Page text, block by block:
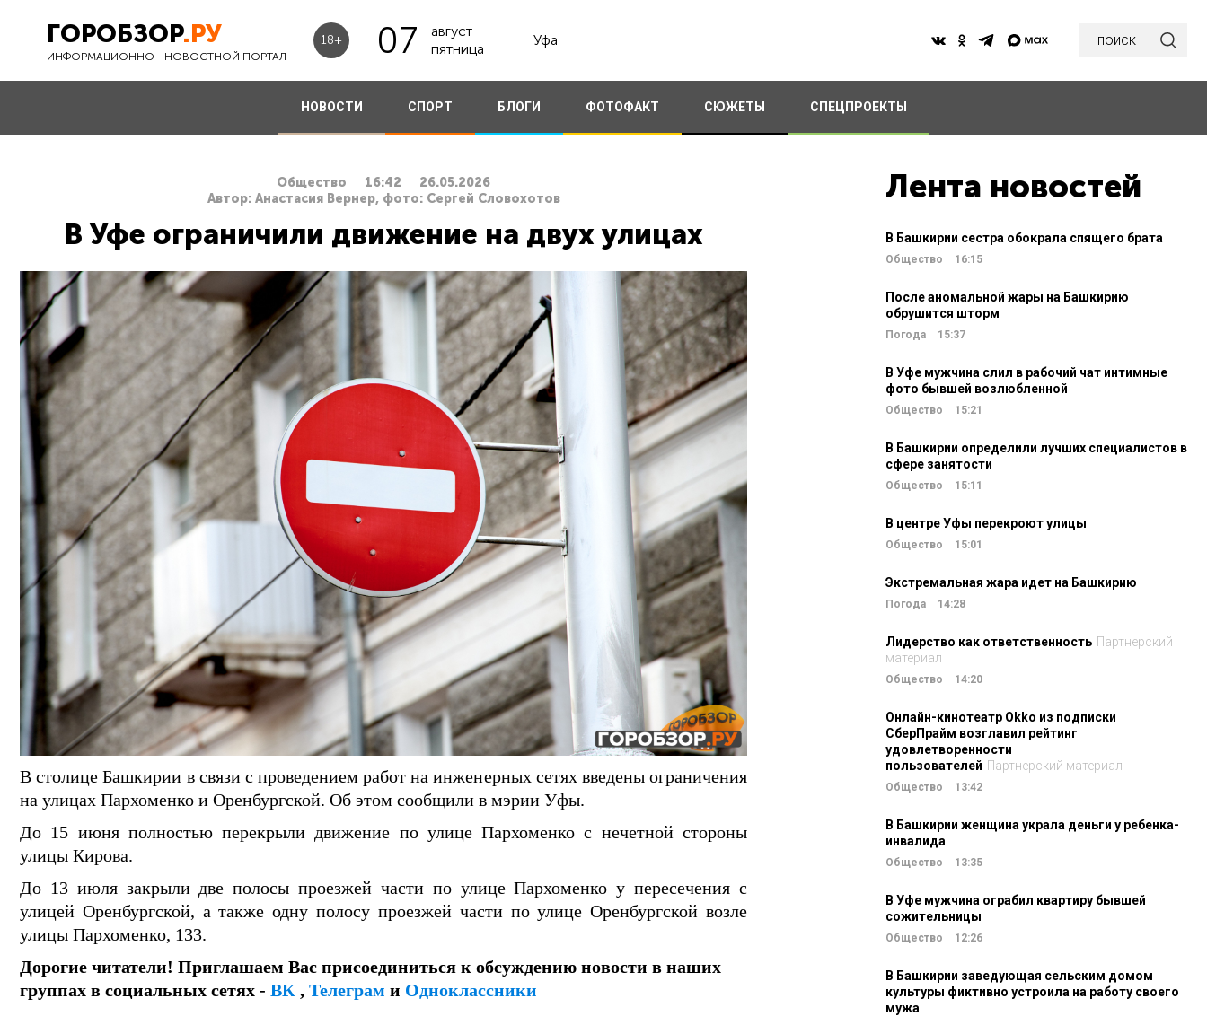
ГОРОБЗОР.РУ
ИНФОРМАЦИОННО - НОВОСТНОЙ ПОРТАЛ
18+ 07
август
пятница
Уфа поиск
НОВОСТИ СПОРТ БЛОГИ ФОТОФАКТ СЮЖЕТЫ СПЕЦПРОЕКТЫ
Общество 16:42
26.05.2026
Автор: Анастасия Вернер, фото: Сергей Словохотов
В Уфе ограничили движение на двух улицах
В столице Башкирии в связи с проведением работ на инженерных сетях введены ограничения
на улицах Пархоменко и Оренбургской. Об этом сообщили в мэрии Уфы.
До 15 июня полностью перекрыли движение по улице Пархоменко с нечетной стороны
улицы Кирова.
До 13 июля закрыли две полосы проезжей части по улице Пархоменко у пересечения с
улицей Оренбургской, а также одну полосу проезжей части по улице Оренбургской возле
улицы Пархоменко, 133.
Дорогие читатели! Приглашаем Вас присоединиться к обсуждению новости в наших
группах в социальных сетях - ВК , Телеграм и Одноклассники
Лента новостей
В Башкирии сестра обокрала спящего брата
Общество 16:15
После аномальной жары на Башкирию
обрушится шторм
Погода 15:37
В Уфе мужчина слил в рабочий чат интимные
фото бывшей возлюбленной
Общество 15:21
В Башкирии определили лучших специалистов в
сфере занятости
Общество 15:11
В центре Уфы перекроют улицы
Общество 15:01
Экстремальная жара идет на Башкирию
Погода 14:28
Лидерство как ответственность Партнерский
материал
Общество 14:20
Онлайн-кинотеатр Okko из подписки
СберПрайм возглавил рейтинг
удовлетворенности
пользователей Партнерский материал
Общество 13:42
В Башкирии женщина украла деньги у ребенка-
инвалида
Общество 13:35
В Уфе мужчина ограбил квартиру бывшей
сожительницы
Общество 12:26
В Башкирии заведующая сельским домом
культуры фиктивно устроила на работу своего
мужа